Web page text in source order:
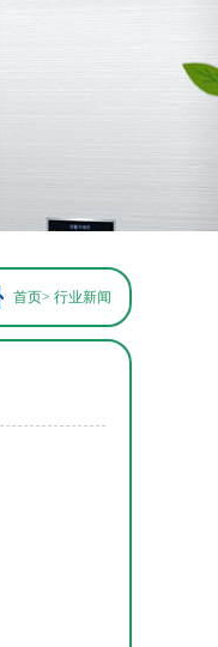
首页> 行业新闻